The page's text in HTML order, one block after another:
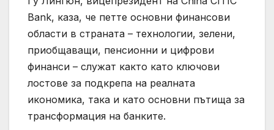
Bank, каза, че петте основни финансови
области в страната – технологии, зелени,
приобщаващи, пенсионни и цифрови
финанси – служат както като ключови
лостове за подкрепа на реалната
икономика, така и като основни пътища за
трансформация на банките.